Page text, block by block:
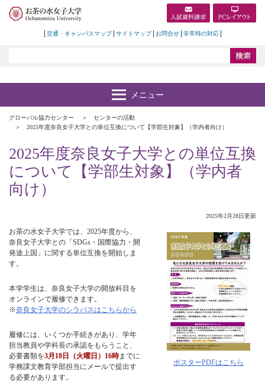
交通・キャンパスマップ サイトマップ お問合せ 非常時の対応
グローバル協力センター
センターの活動
2025年度奈良女子大学との単位互換について【学部生対象】（学内者向け）
2025年度奈良女子大学との単位互換
について【学部生対象】（学内者
向け）
2025年2月28日更新
ポスターPDFはこちら
お茶の水女子大学では、2025年度から、
奈良女子大学との「SDGs・国際協力・開
発途上国」に関する単位互換を開始しま
す。
本学学生は、奈良女子大学の開放科目を
オンラインで履修できます。
※奈良女子大学のシラバスはこちらから
履修には、いくつか手続きがあり、学年
担当教員や学科長の承認をもらうこと、
必要書類を3月18日（火曜日）16時までに
学務課文教育学部担当にメールで提出す
る必要があります。